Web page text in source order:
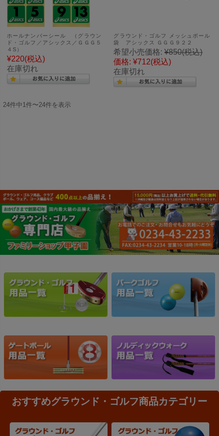
おすすめグラウンド・ゴルフ商品カテゴリー
ホールナンバーシール （グラウン
ド・ゴルフ／アシックス／ＧＧＧ５
４S）
¥220(税込)
在庫切れ
グラウンド・ゴルフ メッシュボール
袋 アシックス ＧＧＧ９２２
希望小売価格: ¥850(税込)
価格: ¥712(税込)
在庫切れ
24件中1件〜24件を表示